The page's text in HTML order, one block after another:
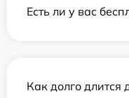
Есть ли у вас
Как долго длится